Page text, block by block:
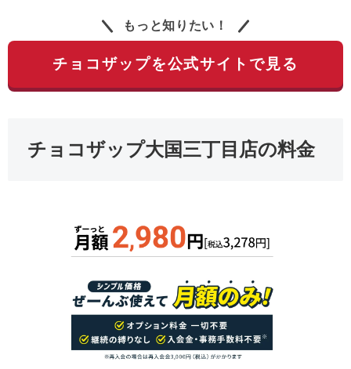
もっと知りたい！
チョコザップを公式サイトで見る
チョコザップ大国三丁目店の料金